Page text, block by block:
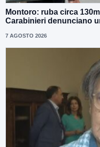
Montoro: ruba circa
Carabinieri denunciano
7 AGOSTO 2026